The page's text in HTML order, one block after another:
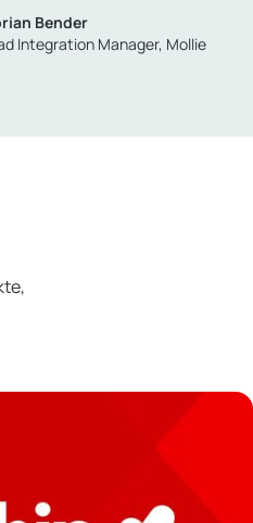
Bender
Integration Manager, Mollie